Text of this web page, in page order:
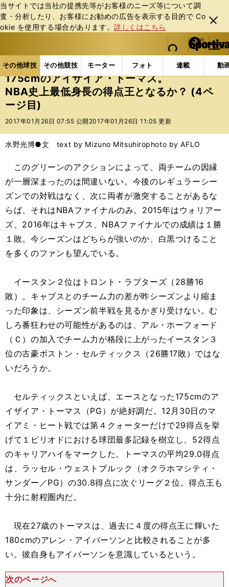
当サイトでは当社の提携先等がお客様のニーズ等について調
査・分析したり、お客様にお勧めの広告を表⽰する⽬的で Co
okie を使⽤する場合があります。詳しくはこちら
閉じ
る
web Sportiva (webスポルティーバ)
検索
マイペ
ー
ジ
メニュ
その他球技 その他競技 モーター フォト 連載 動
ス
ポ
ル
テ
ー
バ
その他球技の記事一覧 バスケットボール NBA
175cmのアイザイア・トーマス。
NBA史上最低身長の得点王となるか？ (4ペ
ージ目)
2017年01月26日 07:55 公開 2017年01月26日 11:05 更新
水野光博●文 text by Mizuno Mitsuhirophoto by AFLO
このグリーンのアクションによって、両チームの因縁
が一層深まったのは間違いない。今後のレギュラーシー
ズンでの対戦はなく、次に両者が激突することがあるな
らば、それはNBAファイナルのみ。2015年はウォリアー
ズ、2016年はキャブス、NBAファイナルでの成績は１勝
１敗。今シーズンはどちらが強いのか、白黒つけること
を多くのファンも望んでいる。
イースタン２位はトロント・ラプターズ（28勝16
敗）。キャブスとのチーム力の差が昨シーズンより縮ま
った印象は、シーズン前半戦を見るかぎり受けない。む
しろ番狂わせの可能性があるのは、アル・ホーフォード
（Ｃ）の加入でチーム力が格段に上がったイースタン３
位の古豪ボストン・セルティックス（26勝17敗）ではな
いだろうか。
セルティックスといえば、エースとなった175cmのア
イザイア・トーマス（PG）が絶好調だ。12月30日のマ
イアミ・ヒート戦では第４クォーターだけで29得点を挙
げて１ピリオドにおける球団最多記録を樹立し、52得点
のキャリアハイをマークした。トーマスの平均29.0得点
は、ラッセル・ウェストブルック（オクラホマシティ・
サンダー／PG）の30.8得点に次ぐリーグ２位。得点王も
十分に射程圏内だ。
現在27歳のトーマスは、過去に４度の得点王に輝いた
180cmのアレン・アイバーソンと比較されることが多
い。彼自身もアイバーソンを意識しているという。
次のページへ